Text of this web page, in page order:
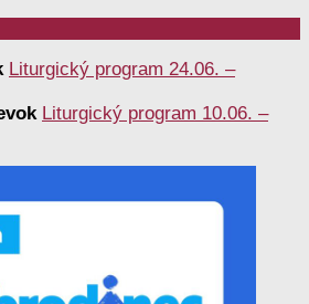
Liturgický program 24.06. –
Liturgický program 10.06. –